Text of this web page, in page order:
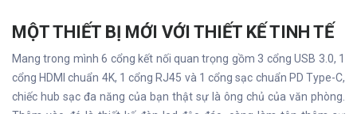
MỘT THIẾT BỊ MỚI VỚI THIẾT KẾ TINH TẾ
Mang trong mình 6 cổng kết nối quan trọng gồm 3 cổng USB 3.0, 1
cổng HDMI chuẩn 4K, 1 cổng RJ45 và 1 cổng sạc chuẩn PD Type-C,
chiếc hub sạc đa năng của bạn thật sự là ông chủ của văn phòng.